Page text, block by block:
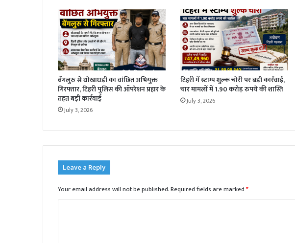
बेंगलुरु से धोखाधड़ी का वांछित अभियुक्त
गिरफ्तार, टिहरी पुलिस की ऑपरेशन प्रहार के
तहत बड़ी कार्रवाई
July 3, 2026
टिहरी में स्टाम्प शुल्क चोरी पर बड़ी कार्रवाई,
चार मामलों में 1.90 करोड़ रुपये की शास्ति
July 3, 2026
Leave a Reply
Your email address will not be published.Required fields are marked*